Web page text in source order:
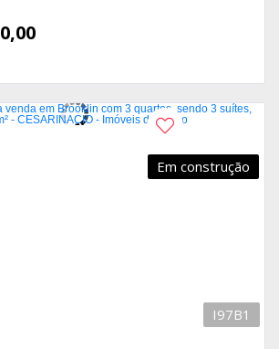
Em construção
I97B1